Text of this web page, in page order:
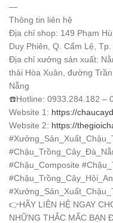
—
Thông tin liên hệ
Địa chỉ shop: 149 Phạm
Duy Phiên, Q. Cẩm Lệ,
Địa chỉ xưởng sản xuất:
thải Hòa Xuân, đường
Nẵng
☎️Hotline: 0933.284.182 –
Website 1: https://
Website 2: https://
#Chậu_Composite
#Chậu_Trồng_Cây_Hội_An
👉HÃY LIÊN HỆ NGAY
NHỮNG THẮC MẮC BẠN